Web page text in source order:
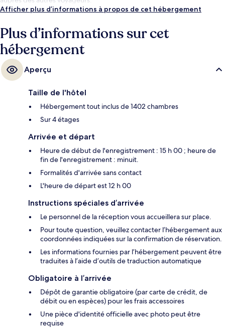
Afficher plus d’informations à propos de cet hébergement
Plus d’informations sur cet
hébergement
Aperçu
Taille de l'hôtel
Hébergement tout inclus de 1402 chambres
Sur 4 étages
Arrivée et départ
Heure de début de l'enregistrement : 15 h 00 ; heure de
fin de l'enregistrement : minuit.
Formalités d'arrivée sans contact
L'heure de départ est 12 h 00
Instructions spéciales d’arrivée
Le personnel de la réception vous accueillera sur place.
Pour toute question, veuillez contacter l’hébergement aux
coordonnées indiquées sur la confirmation de réservation.
Les informations fournies par l’hébergement peuvent être
traduites à l’aide d’outils de traduction automatique
Obligatoire à l’arrivée
Dépôt de garantie obligatoire (par carte de crédit, de
débit ou en espèces) pour les frais accessoires
Une pièce d'identité officielle avec photo peut être
requise